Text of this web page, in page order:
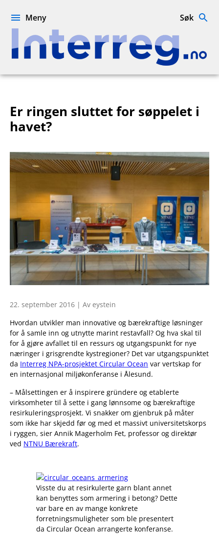
Interreg.no
Meny Søk
Er ringen sluttet for søppelet i
havet?
22. september 2016 | Av eystein
Hvordan utvikler man innovative og bærekraftige løsninger
for å samle inn og utnytte marint restavfall? Og hva skal til
for å gjøre avfallet til en ressurs og utgangspunkt for nye
næringer i grisgrendte kystregioner? Det var utgangspunktet
da Interreg NPA-prosjektet Circular Ocean var vertskap for
en internasjonal miljøkonferanse i Ålesund.
– Målsettingen er å inspirere gründere og etablerte
virksomheter til å sette i gang lønnsome og bærekraftige
resirkuleringsprosjekt. Vi snakker om gjenbruk på måter
som ikke har skjedd før og med et massivt universitetskorps
i ryggen, sier Annik Magerholm Fet, professor og direktør
ved NTNU Bærekraft.
Visste du at resirkulerte garn blant annet
kan benyttes som armering i betong? Dette
var bare en av mange konkrete
forretningsmuligheter som ble presentert
da Circular Ocean arrangerte konferanse.